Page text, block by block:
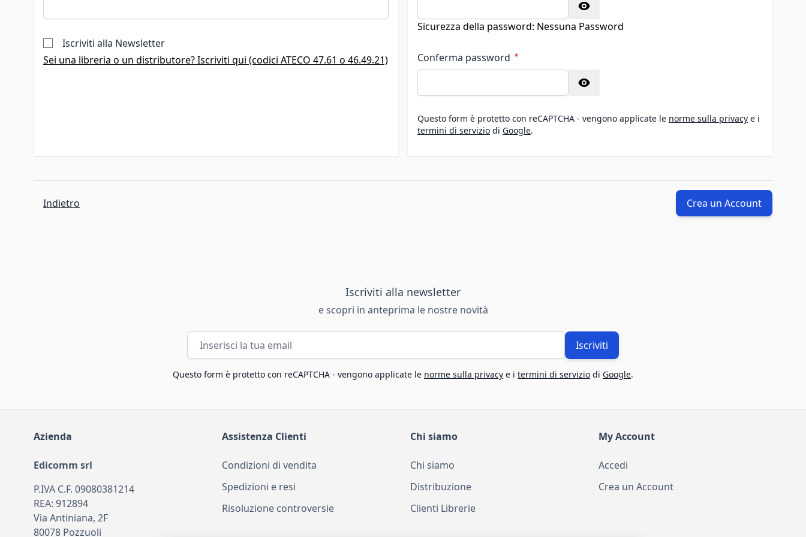
Iscriviti alla Newsletter
Sei una libreria o un distributore? Iscriviti qui (codici ATECO 47.61 o 46.49.21)
Sicurezza della password: Nessuna Password
Conferma password
Questo form è protetto con reCAPTCHA - vengono applicate le norme sulla privacy e i
termini di servizio di Google.
Crea un Account
Indietro
Iscriviti alla newsletter
e scopri in anteprima le nostre novità
Indirizzo email
Iscriviti
Questo form è protetto con reCAPTCHA - vengono applicate le norme sulla privacy e i termini di servizio di Google.
Azienda
Edicomm srl
P.IVA C.F. 09080381214
REA: 912894
Via Antiniana, 2F
80078 Pozzuoli
Assistenza Clienti
Condizioni di vendita
Spedizioni e resi
Risoluzione controversie
Chi siamo
Chi siamo
Distribuzione
Clienti Librerie
My Account
Accedi
Crea un Account